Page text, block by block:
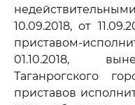
10.09.2018, от
приставом-
01.10.2018,
Таганрогского
приставов